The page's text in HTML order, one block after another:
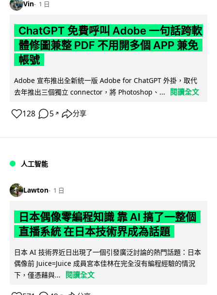
Vin 1 日
ChatGPT 免費呼叫 Adobe 一句話跨軟
體修圖兼整 PDF 不用開多個 APP 兼免
帳號
Adobe 宣布推出全新統一版 Adobe for ChatGPT 外掛，取代
去年推出三個獨立 connector，將 Photoshop、...
閱讀全文
128 5 ↗ 分享
人工智能
Lawton 1 日
日本偶像零編程知識 靠 AI 搞了一整個
直播系統 在日本技術界成為話題
日本 AI 技術界近日出現了一個引發廣泛討論的熱門話題：日本
偶像前 Juice=Juice 成員宮本佳林在完全沒有編程經驗的情況
下，僅憑藉與...
閱讀全文